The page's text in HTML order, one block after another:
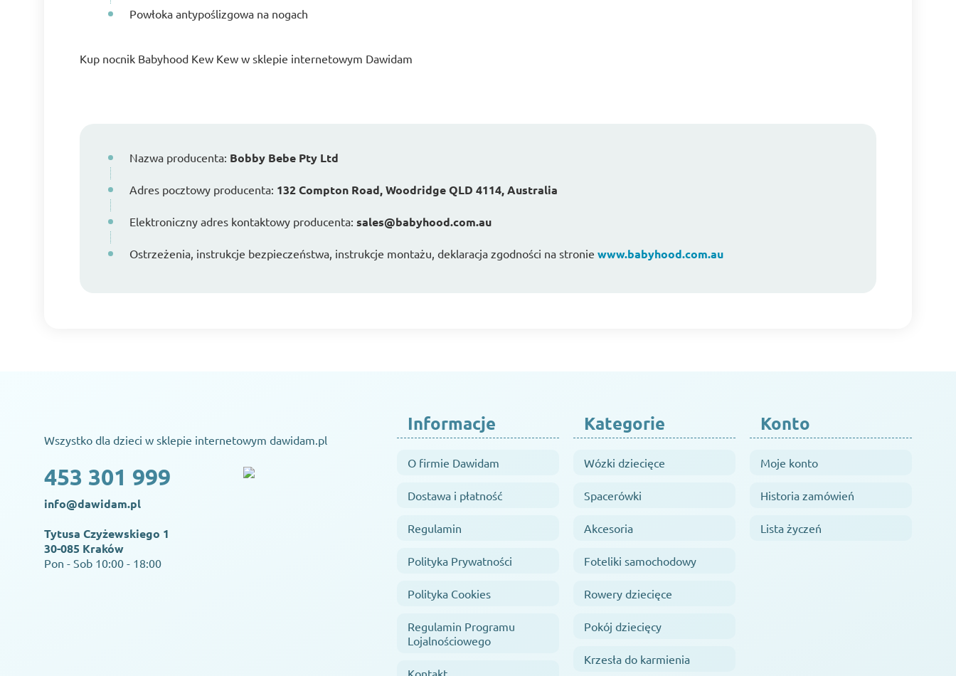
Powłoka antypoślizgowa na nogach
Kup nocnik Babyhood Kew Kew w sklepie internetowym Dawidam
Nazwa producenta: Bobby Bebe Pty Ltd
Adres pocztowy producenta: 132 Compton Road, Woodridge QLD 4114, Australia
Elektroniczny adres kontaktowy producenta: sales@babyhood.com.au
Ostrzeżenia, instrukcje bezpieczeństwa, instrukcje montażu, deklaracja zgodności na stronie www.babyhood.com.au
Wszystko dla dzieci w sklepie internetowym dawidam.pl
453 301 999
info@dawidam.pl
Tytusa Czyżewskiego 1
30-085 Kraków
Pon - Sob 10:00 - 18:00
Informacje
O firmie Dawidam
Dostawa i płatność
Regulamin
Polityka Prywatności
Polityka Cookies
Regulamin Programu
Lojalnościowego
Kontakt
Kategorie
Wózki dziecięce
Spacerówki
Akcesoria
Foteliki samochodowy
Rowery dziecięce
Pokój dziecięcy
Krzesła do karmienia
Konto
Moje konto
Historia zamówień
Lista życzeń